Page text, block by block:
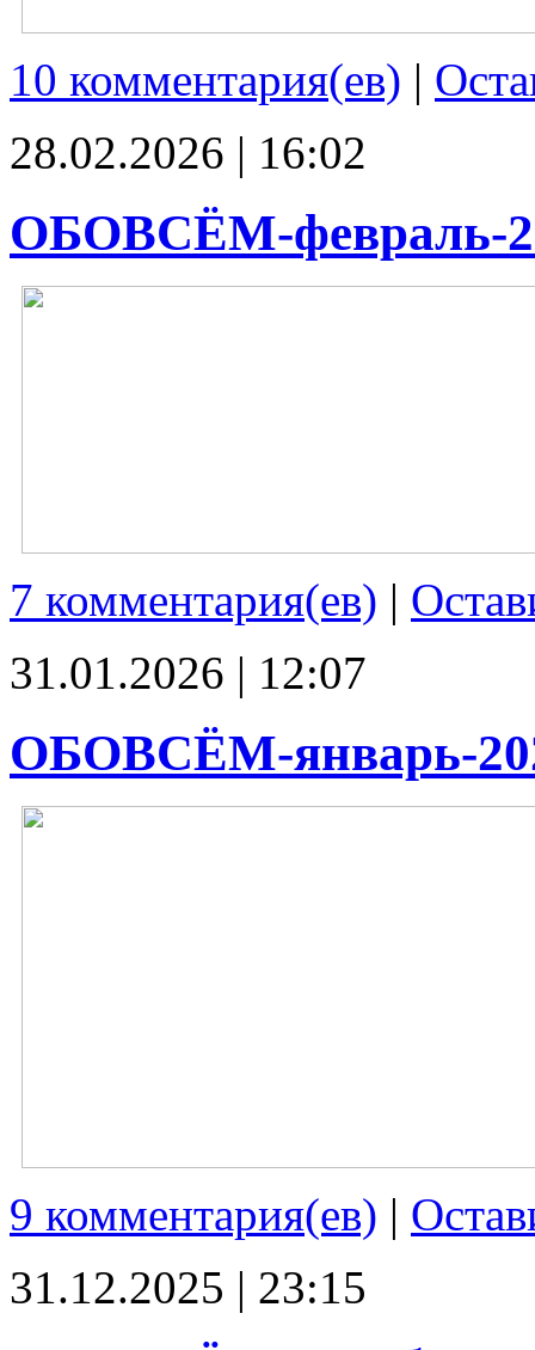
10 комментария(ев) |
28.02.2026 | 16:02
ОБОВСЁМ-февраль-
7 комментария(ев) |
31.01.2026 | 12:07
ОБОВСЁМ-январь-
9 комментария(ев) |
31.12.2025 | 23:15